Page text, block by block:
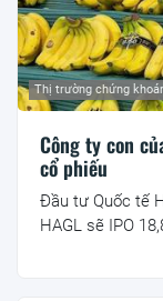
Công ty con
cổ phiếu
Thị trường chứng
Đầu tư Quốc tế
HAGL sẽ IPO